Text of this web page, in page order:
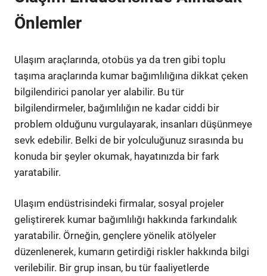
Önlemler
Ulaşım araçlarında, otobüs ya da tren gibi toplu
taşıma araçlarında kumar bağımlılığına dikkat çeken
bilgilendirici panolar yer alabilir. Bu tür
bilgilendirmeler, bağımlılığın ne kadar ciddi bir
problem olduğunu vurgulayarak, insanları düşünmeye
sevk edebilir. Belki de bir yolculuğunuz sırasında bu
konuda bir şeyler okumak, hayatınızda bir fark
yaratabilir.
Ulaşım endüstrisindeki firmalar, sosyal projeler
geliştirerek kumar bağımlılığı hakkında farkındalık
yaratabilir. Örneğin, gençlere yönelik atölyeler
düzenlenerek, kumarın getirdiği riskler hakkında bilgi
verilebilir. Bir grup insan, bu tür faaliyetlerde